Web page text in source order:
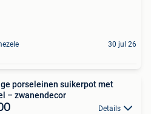
30 jul 26
porseleinen suikerpot met
– zwanendecor
Details